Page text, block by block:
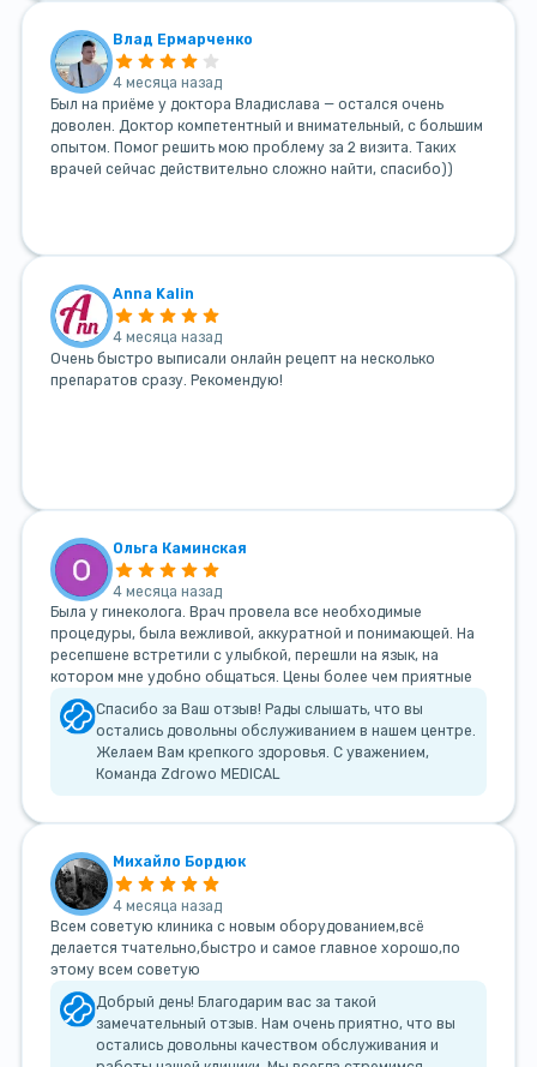
Влад Ермарченко
4 месяца назад
Был на приёме у доктора Владислава — остался очень
доволен. Доктор компетентный и внимательный, с большим
опытом. Помог решить мою проблему за 2 визита. Таких
врачей сейчас действительно сложно найти, спасибо))
Anna Kalin
4 месяца назад
Очень быстро выписали онлайн рецепт на несколько
препаратов сразу. Рекомендую!
Ольга Каминская
4 месяца назад
Была у гинеколога. Врач провела все необходимые
процедуры, была вежливой, аккуратной и понимающей. На
ресепшене встретили с улыбкой, перешли на язык, на
котором мне удобно общаться. Цены более чем приятные
Спасибо за Ваш отзыв! Рады слышать, что вы
остались довольны обслуживанием в нашем центре.
Желаем Вам крепкого здоровья. С уважением,
Команда Zdrowo MEDICAL
Михайло Бордюк
4 месяца назад
Всем советую клиника с новым оборудованием,всё
делается тчательно,быстро и самое главное хорошо,по
этому всем советую
Добрый день! Благодарим вас за такой
замечательный отзыв. Нам очень приятно, что вы
остались довольны качеством обслуживания и